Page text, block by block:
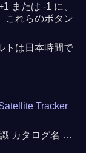
または -1 に、
これらのボタン
トは日本時間で
Tracker
カタログ名 …